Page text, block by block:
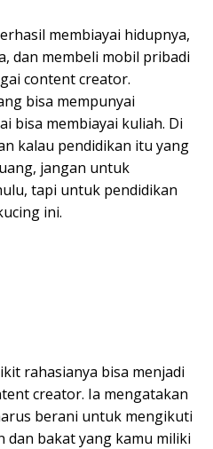
membiayai hidupnya,
dan membeli mobil pribadi
content creator.
bisa mempunyai
bisa membiayai kuliah. Di
kalau pendidikan itu yang
jangan untuk
tapi untuk pendidikan
ini.
rahasianya bisa menjadi
creator. Ia mengatakan
berani untuk mengikuti
dan bakat yang kamu miliki